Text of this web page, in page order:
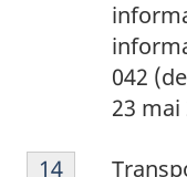
042
23 mai
1 Return to
14referrer